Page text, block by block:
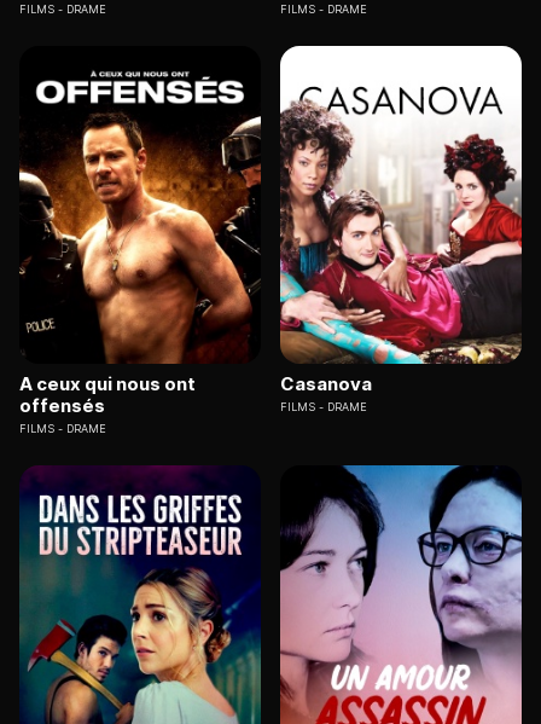
FILMS DRAME FILMS DRAME
A ceux qui nous ont
offensés
FILMS DRAME
Casanova
FILMS DRAME